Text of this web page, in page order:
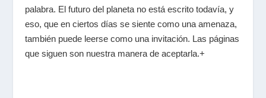
palabra. El futuro del planeta no está escrito todavía, y
eso, que en ciertos días se siente como una amenaza,
también puede leerse como una invitación. Las páginas
que siguen son nuestra manera de aceptarla.+